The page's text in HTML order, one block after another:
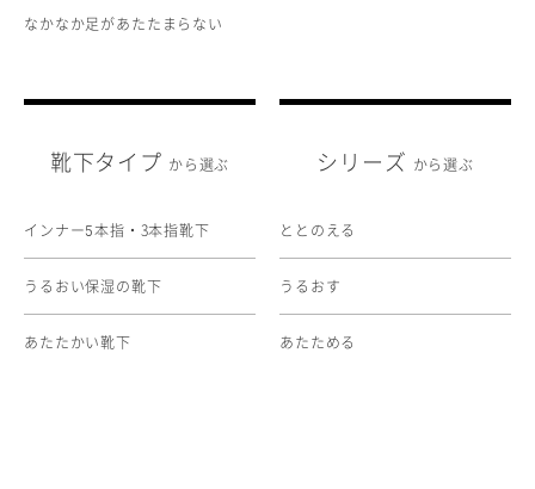
なかなか足があたたまらない
靴下タイプ から選ぶ
インナー5本指・3本指靴下
うるおい保湿の靴下
あたたかい靴下
シリーズ から選ぶ
ととのえる
うるおす
あたためる